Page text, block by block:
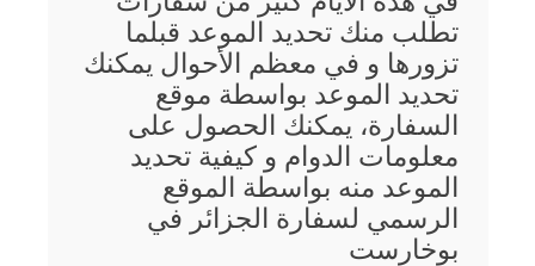
تطلب منك تحديد الموعد قبلما
تزورها و في معظم الأحوال يمكنك
تحديد الموعد بواسطة موقع
السفارة، يمكنك الحصول على
معلومات الدوام و كيفية تحديد
الموعد منه بواسطة الموقع
الرسمي لسفارة الجزائر في
بوخارست